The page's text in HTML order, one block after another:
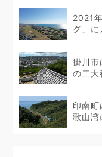
2021
グ」
掛川市
の二大
印南町
歌山湾